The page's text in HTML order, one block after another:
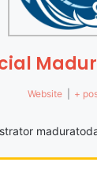
Website +